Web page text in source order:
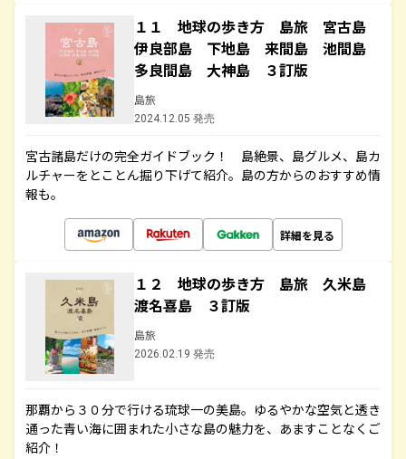
１１ 地球の歩き方 島旅 宮古島
伊良部島 下地島 来間島 池間島
多良間島 大神島 ３訂版
島旅
2024.12.05 発売
宮古諸島だけの完全ガイドブック！ 島絶景、島グルメ、島カ
ルチャーをとことん掘り下げて紹介。島の方からのおすすめ情
報も。
詳細を見る
１２ 地球の歩き方 島旅 久米島
渡名喜島 ３訂版
島旅
2026.02.19 発売
那覇から３０分で行ける琉球一の美島。ゆるやかな空気と透き
通った青い海に囲まれた小さな島の魅力を、あますことなくご
紹介！